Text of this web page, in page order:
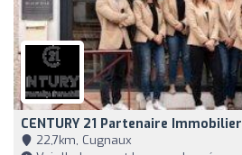
CENTURY 21 Partenaire Immobilier
22,7km, Cugnaux